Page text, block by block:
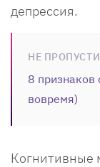
депрессия.
НЕ
8 признаков
вовремя)
Когнитивные